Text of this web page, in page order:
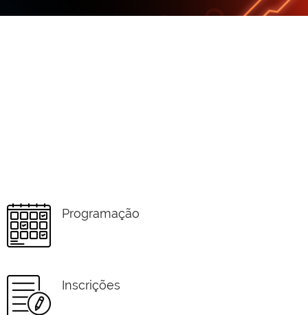
Programação
Inscrições